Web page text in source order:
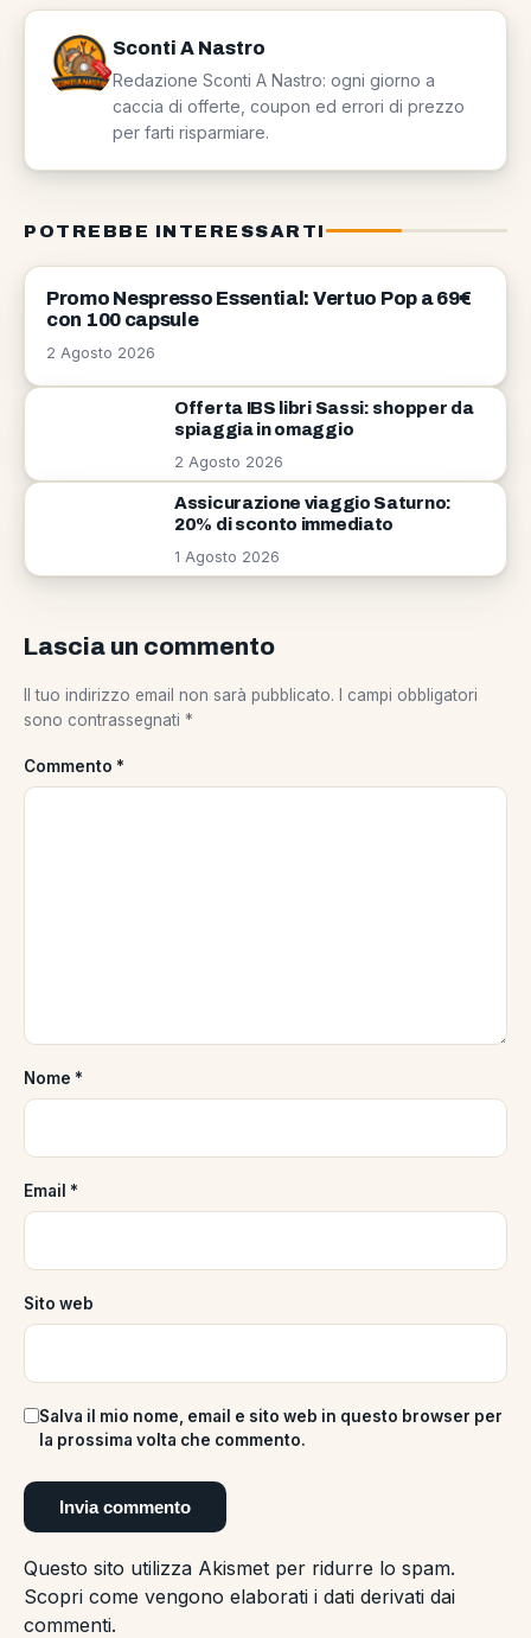
Sconti A Nastro
Redazione Sconti A Nastro: ogni giorno a
caccia di offerte, coupon ed errori di prezzo
per farti risparmiare.
POTREBBE INTERESSARTI
OFFERTE
Promo Nespresso Essential: Vertuo Pop a 69€
con 100 capsule
2 Agosto 2026
Offerta IBS libri Sassi: shopper da
spiaggia in omaggio
2 Agosto 2026
Assicurazione viaggio Saturno:
20% di sconto immediato
1 Agosto 2026
Lascia un commento
Il tuo indirizzo email non sarà pubblicato.
I campi obbligatori
sono contrassegnati *
Commento *
Nome *
Email *
Sito web
Salva il mio nome, email e sito web in questo browser per
la prossima volta che commento.
Questo sito utilizza Akismet per ridurre lo spam.
Scopri come vengono elaborati i dati derivati dai
commenti.